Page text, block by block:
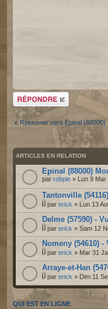
Répondre
Retourner vers Épinal (88000)
ARTICLES EN RELATION
Epinal (88000)
par robpie » Lun 9 Mar
Tantonville
par erick » Lun 13
Delme (57590) -
par erick » Sam 12
Nomeny (54610)
par erick » Mar 31
Arraye-et-Han
par erick » Dim 11
QUI EST EN LIGNE